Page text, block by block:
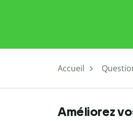
Accueil
Améliorez